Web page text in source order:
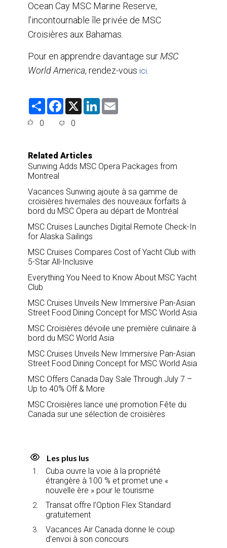
Ocean Cay MSC Marine Reserve,
l’incontournable île privée de MSC
Croisières aux Bahamas.
Pour en apprendre davantage sur MSC
World America, rendez-vous ici
S
F
e
o
k
X
L
0 0
Related Articles
Sunwing Adds MSC Opera Packages from
Montreal
Vacances Sunwing ajoute à sa gamme de
croisières hivernales des nouveaux forfaits à
bord du MSC Opera au départ de Montréal
MSC Cruises Launches Digital Remote Check-In
for Alaska Sailings
MSC Cruises Compares Cost of Yacht Club with
5-Star All-Inclusive
Everything You Need to Know About MSC Yacht
Club
MSC Cruises Unveils New Immersive Pan-Asian
Street Food Dining Concept for MSC World Asia
MSC Croisières dévoile une première culinaire à
bord du MSC World Asia
MSC Cruises Unveils New Immersive Pan-Asian
Street Food Dining Concept for MSC World Asia
MSC Offers Canada Day Sale Through July 7 –
Up to 40% Off & More
MSC Croisières lance une promotion Fête du
Canada sur une sélection de croisières
Les plus lus
Cuba ouvre la voie à la propriété
étrangère à 100 % et promet une «
nouvelle ère » pour le tourisme
Transat offre l’Option Flex Standard
gratuitement
Vacances Air Canada donne le coup
d’envoi à son concours